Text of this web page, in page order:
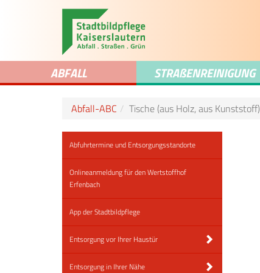
ABFALL STRAßENREINIGUNG
Abfall-ABC Tische (aus Holz, aus Kunststoff)
Abfuhrtermine und Entsorgungsstandorte
Onlineanmeldung für den Wertstoffhof
Erfenbach
App der Stadtbildpflege
Entsorgung vor Ihrer Haustür
Entsorgung in Ihrer Nähe